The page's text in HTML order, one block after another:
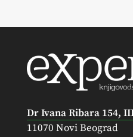
Dr Ivana Ribara 154,
11070 Novi Beograd